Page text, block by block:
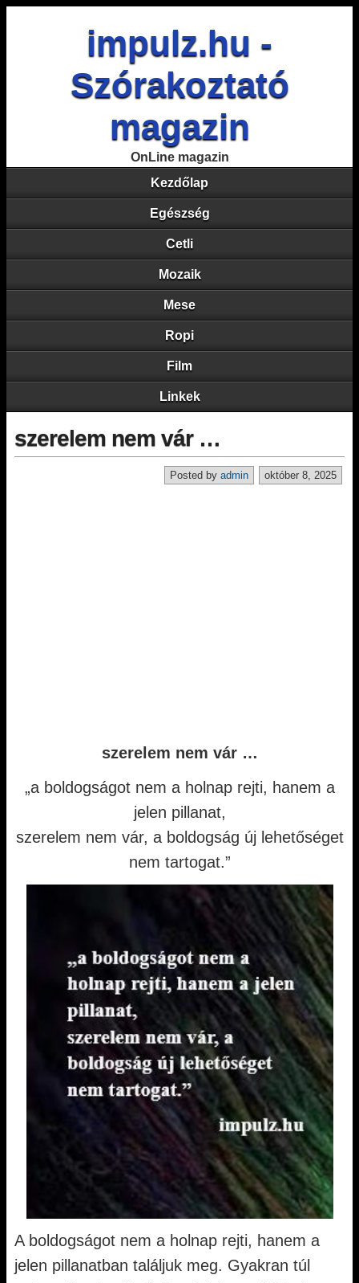
impulz.hu -
Szórakoztató
magazin
OnLine magazin
Kezdőlap
Egészség
Cetli
Mozaik
Mese
Ropi
Film
Linkek
szerelem nem vár …
október 8, 2025
Posted by admin
szerelem nem vár …
„a boldogságot nem a holnap rejti, hanem a
jelen pillanat,
szerelem nem vár, a boldogság új lehetőséget
nem tartogat.”
A boldogságot nem a holnap rejti, hanem a
jelen pillanatban találjuk meg. Gyakran túl